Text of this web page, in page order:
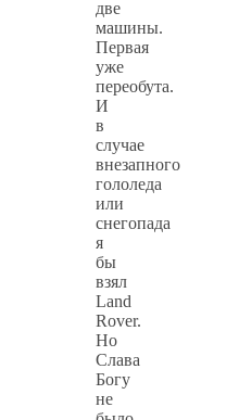
две
машины.
Первая
уже
переобута.
И
в
случае
внезапного
гололеда
или
снегопада
я
бы
взял
Land
Rover.
Но
Слава
Богу
не